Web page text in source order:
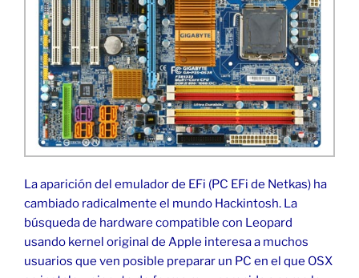
La aparición del emulador de EFi (PC EFi de Netkas) ha
cambiado radicalmente el mundo Hackintosh. La
búsqueda de hardware compatible con Leopard
usando kernel original de Apple interesa a muchos
usuarios que ven posible preparar un PC en el que OSX